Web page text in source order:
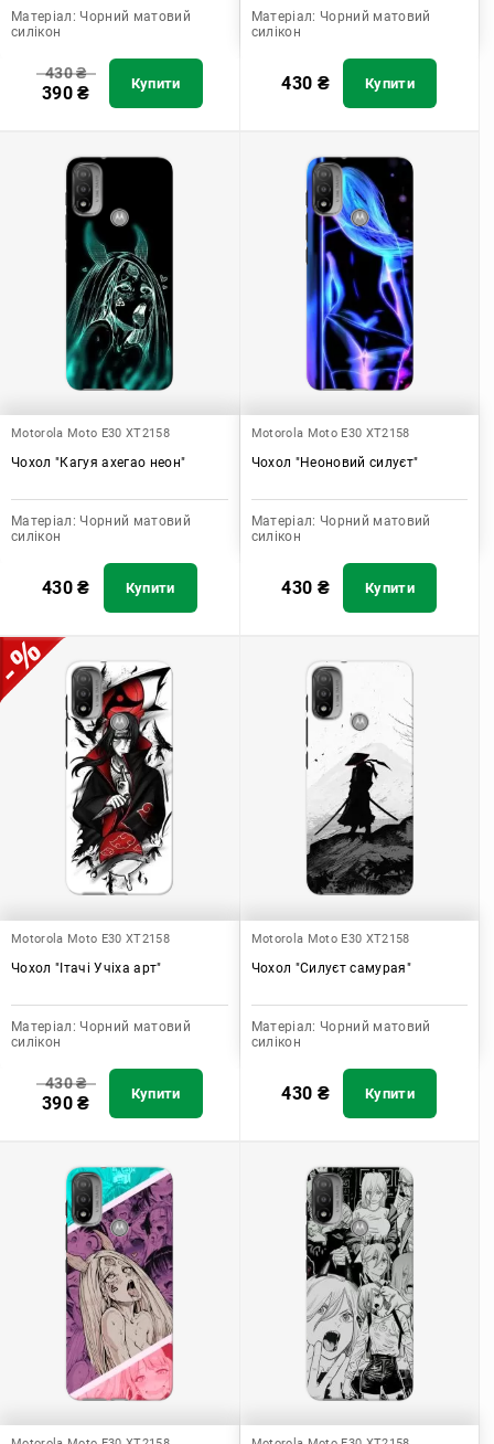
Матеріал: Чорний матовий
силікон
430₴
390₴ Купити
Матеріал: Чорний матовий
силікон
430 ₴ Купити
Motorola Moto E30 XT2158
Чохол "Кагуя ахегао неон"
Матеріал: Чорний матовий
силікон
430₴ Купити
Motorola Moto E30 XT2158
Чохол "Неоновий силуєт"
Матеріал: Чорний матовий
силікон
430 ₴ Купити
Motorola Moto E30 XT2158
Чохол "Ітачі Учіха арт"
Матеріал: Чорний матовий
силікон
430₴
390₴ Купити
Motorola Moto E30 XT2158
Чохол "Силуєт самурая"
Матеріал: Чорний матовий
силікон
430 ₴ Купити